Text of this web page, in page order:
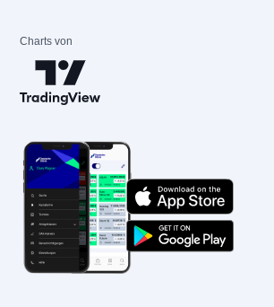
Charts von